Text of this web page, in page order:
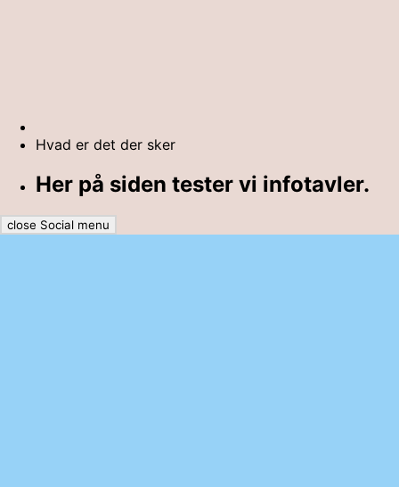
Hvad er det der sker
Her på siden tester vi infotavler.
close Social menu